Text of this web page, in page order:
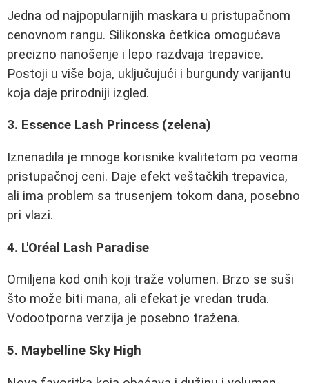
Jedna od najpopularnijih maskara u pristupačnom
cenovnom rangu. Silikonska četkica omogućava
precizno nanošenje i lepo razdvaja trepavice.
Postoji u više boja, uključujući i burgundy varijantu
koja daje prirodniji izgled.
3. Essence Lash Princess (zelena)
Iznenadila je mnoge korisnike kvalitetom po veoma
pristupačnoj ceni. Daje efekt veštačkih trepavica,
ali ima problem sa trusenjem tokom dana, posebno
pri vlazi.
4. L'Oréal Lash Paradise
Omiljena kod onih koji traže volumen. Brzo se suši
što može biti mana, ali efekat je vredan truda.
Vodootporna verzija je posebno tražena.
5. Maybelline Sky High